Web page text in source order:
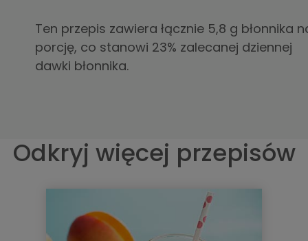
Ten przepis zawiera łącznie 5,8 g błonnika
porcję, co stanowi 23% zalecanej dziennej
dawki błonnika.
Odkryj więcej przepisów